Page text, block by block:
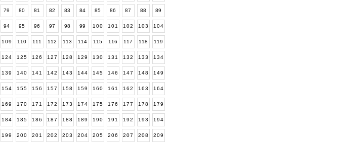
79 80 81 82 83 84 85 86 87 88 89
94 95 96 97 98 99 100 101 102 103 104
109 110 111 112 113 114 115 116 117 118 119
124 125 126 127 128 129 130 131 132 133 134
139 140 141 142 143 144 145 146 147 148 149
154 155 156 157 158 159 160 161 162 163 164
169 170 171 172 173 174 175 176 177 178 179
184 185 186 187 188 189 190 191 192 193 194
199 200 201 202 203 204 205 206 207 208 209